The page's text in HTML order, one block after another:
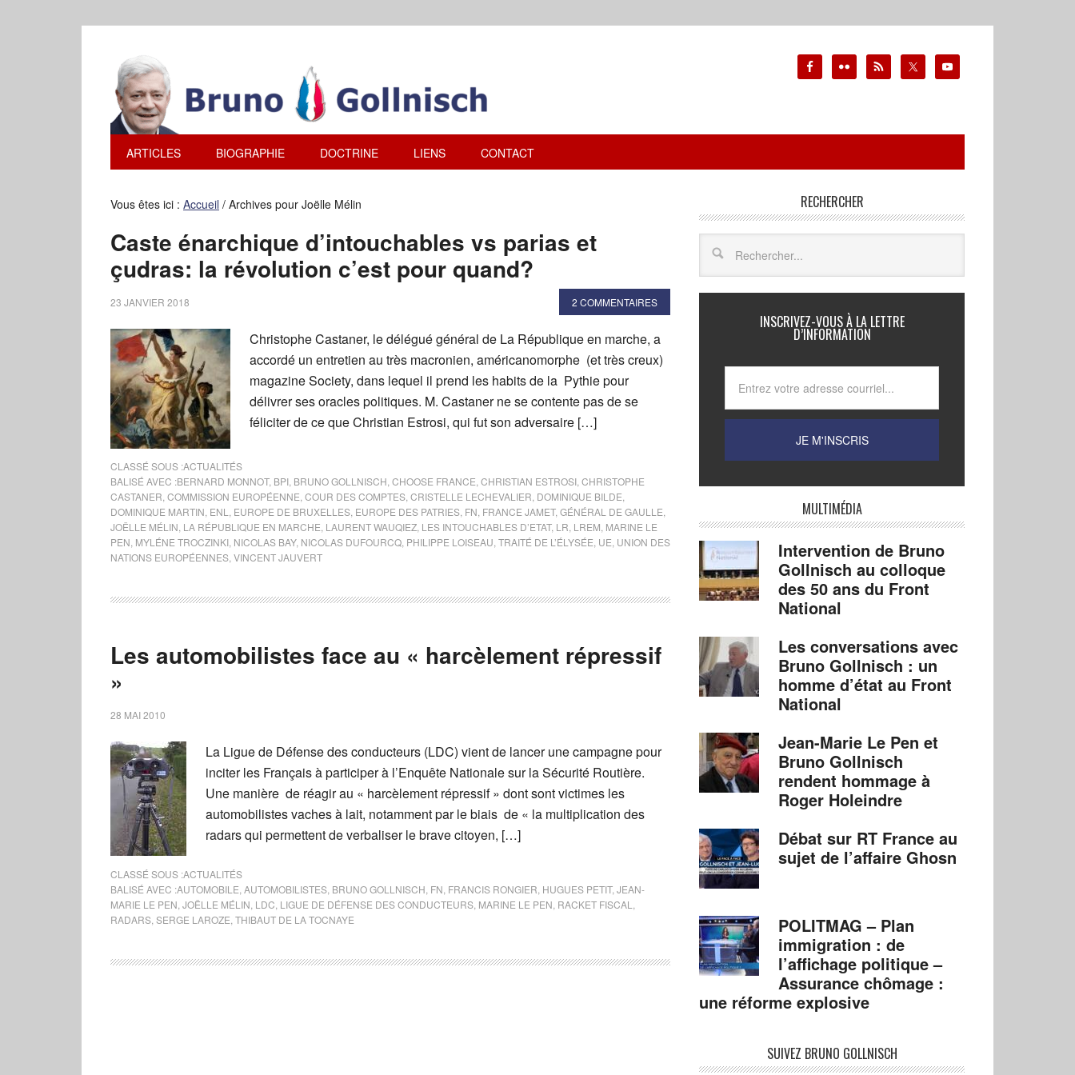
ARTICLES BIOGRAPHIE DOCTRINE LIENS CONTACT
Vous êtes ici : Accueil / Archives pour Joëlle Mélin
Caste énarchique d’intouchables vs parias et
çudras: la révolution c’est pour quand?
23 JANVIER 2018 2 COMMENTAIRES
Christophe Castaner, le délégué général de La République en marche, a
accordé un entretien au très macronien, américanomorphe (et très creux)
magazine Society, dans lequel il prend les habits de la Pythie pour
délivrer ses oracles politiques. M. Castaner ne se contente pas de se
féliciter de ce que Christian Estrosi, qui fut son adversaire […]
CLASSÉ SOUS :ACTUALITÉS
BALISÉ AVEC :BERNARD MONNOT, BPI BRUNO GOLLNISCH CHOOSE FRANCE CHRISTIAN ESTROSI CHRISTOPHE
CASTANER COMMISSION EUROPÉENNE COUR DES COMPTES CRISTELLE LECHEVALIER DOMINIQUE BILDE
DOMINIQUE MARTIN ENL EUROPE DE BRUXELLES EUROPE DES PATRIES FN FRANCE JAMET, GÉNÉRAL DE GAULLE
JOËLLE MÉLIN LA RÉPUBLIQUE EN MARCHE LAURENT WAUQIEZ LES INTOUCHABLES D’ETAT, LR LREM MARINE LE
PEN MYLÉNE TROCZINKI NICOLAS BAY, NICOLAS DUFOURCQ PHILIPPE LOISEAU TRAITÉ DE L’ÉLYSÉE UE UNION DES
NATIONS EUROPÉENNES VINCENT JAUVERT
Les automobilistes face au « harcèlement répressif
»
28 MAI 2010
La Ligue de Défense des conducteurs (LDC) vient de lancer une campagne pour
inciter les Français à participer à l’Enquête Nationale sur la Sécurité Routière.
Une manière de réagir au « harcèlement répressif » dont sont victimes les
automobilistes vaches à lait, notamment par le biais de « la multiplication des
radars qui permettent de verbaliser le brave citoyen, […]
CLASSÉ SOUS :ACTUALITÉS
BALISÉ AVEC :AUTOMOBILE AUTOMOBILISTES BRUNO GOLLNISCH FN FRANCIS RONGIER HUGUES PETIT, JEAN-
MARIE LE PEN JOËLLE MÉLIN LDC LIGUE DE DÉFENSE DES CONDUCTEURS MARINE LE PEN RACKET FISCAL
RADARS SERGE LAROZE THIBAUT DE LA TOCNAYE
RECHERCHER
INSCRIVEZ-VOUS À LA LETTRE
D’INFORMATION
MULTIMÉDIA
Intervention de Bruno
Gollnisch au colloque
des 50 ans du Front
National
Les conversations avec
Bruno Gollnisch : un
homme d’état au Front
National
Jean-Marie Le Pen et
Bruno Gollnisch
rendent hommage à
Roger Holeindre
Débat sur RT France au
sujet de l’affaire Ghosn
POLITMAG – Plan
immigration : de
l’affichage politique –
Assurance chômage :
une réforme explosive
SUIVEZ BRUNO GOLLNISCH